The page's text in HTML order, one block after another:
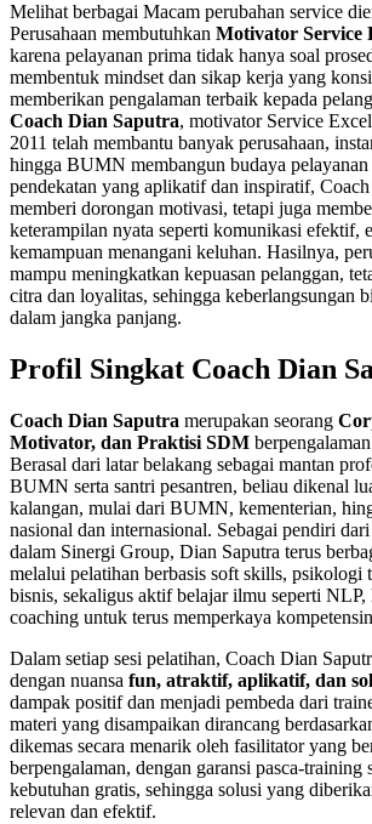
Melihat berbagai Macam perubahan service
Perusahaan membutuhkan Motivator Service
karena pelayanan prima tidak hanya soal
membentuk mindset dan sikap kerja yang
memberikan pengalaman terbaik kepada
Coach Dian Saputra, motivator Service
2011 telah membantu banyak perusahaan,
hingga BUMN membangun budaya
pendekatan yang aplikatif dan inspiratif,
memberi dorongan motivasi, tetapi juga
keterampilan nyata seperti komunikasi efektif,
kemampuan menangani keluhan. Hasilnya,
mampu meningkatkan kepuasan pelanggan,
citra dan loyalitas, sehingga keberlangsungan
dalam jangka panjang.
Profil Singkat Coach Dian
Coach Dian Saputra merupakan seorang
Motivator, dan Praktisi SDM
Berasal dari latar belakang sebagai mantan
BUMN serta santri pesantren, beliau dikenal
kalangan, mulai dari BUMN, kementerian,
nasional dan internasional. Sebagai pendiri
dalam Sinergi Group, Dian Saputra terus
melalui pelatihan berbasis soft skills, psikologi
bisnis, sekaligus aktif belajar ilmu seperti NLP,
coaching untuk terus memperkaya
Dalam setiap sesi pelatihan, Coach Dian
dengan nuansa fun, atraktif, aplikatif, dan
dampak positif dan menjadi pembeda dari
materi yang disampaikan dirancang
dikemas secara menarik oleh fasilitator yang
berpengalaman, dengan garansi pasca-training
kebutuhan gratis, sehingga solusi yang
relevan dan efektif.